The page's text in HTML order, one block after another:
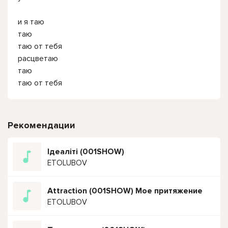
и я таю
таю
таю от тебя
расцветаю
таю
таю от тебя
Рекомендации
Ідеаліті (001SHOW)
ETOLUBOV
Attraction (001SHOW) Мое притяжение
ETOLUBOV